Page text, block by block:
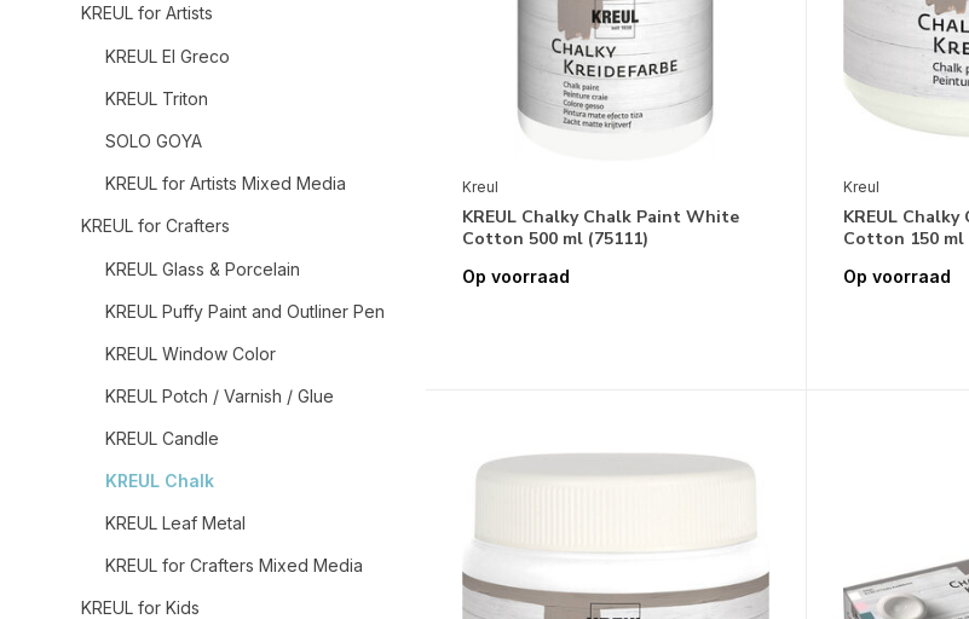
KREUL for Artists
KREUL El Greco
KREUL Triton
SOLO GOYA
KREUL for Artists Mixed Media
KREUL for Crafters
KREUL Glass & Porcelain
KREUL Puffy Paint and Outliner Pen
KREUL Window Color
KREUL Potch / Varnish / Glue
KREUL Candle
KREUL Chalk
KREUL Leaf Metal
KREUL for Crafters Mixed Media
KREUL for Kids
Kreul
KREUL Chalky Chalk Paint White
Cotton 500 ml (75111)
Op voorraad
Kreul
KREUL
Cotton 150 ml
Op voorraad